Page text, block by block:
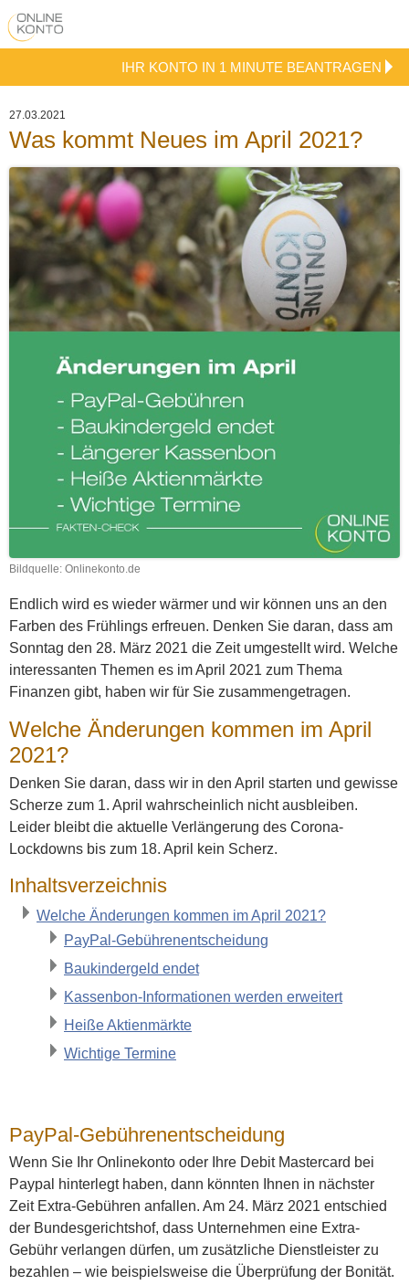
IHR KONTO IN 1 MINUTE BEANTRAGEN
27.03.2021
Was kommt Neues im April 2021?
Bildquelle: Onlinekonto.de
Endlich wird es wieder wärmer und wir können uns an den
Farben des Frühlings erfreuen. Denken Sie daran, dass am
Sonntag den 28. März 2021 die Zeit umgestellt wird. Welche
interessanten Themen es im April 2021 zum Thema
Finanzen gibt, haben wir für Sie zusammengetragen.
Welche Änderungen kommen im April
2021?
Denken Sie daran, dass wir in den April starten und gewisse
Scherze zum 1. April wahrscheinlich nicht ausbleiben.
Leider bleibt die aktuelle Verlängerung des Corona-
Lockdowns bis zum 18. April kein Scherz.
Inhaltsverzeichnis
Welche Änderungen kommen im April 2021?
PayPal-Gebührenentscheidung
Baukindergeld endet
Kassenbon-Informationen werden erweitert
Heiße Aktienmärkte
Wichtige Termine
PayPal-Gebührenentscheidung
Wenn Sie Ihr Onlinekonto oder Ihre Debit Mastercard bei
Paypal hinterlegt haben, dann könnten Ihnen in nächster
Zeit Extra-Gebühren anfallen. Am 24. März 2021 entschied
der Bundesgerichtshof, dass Unternehmen eine Extra-
Gebühr verlangen dürfen, um zusätzliche Dienstleister zu
bezahlen – wie beispielsweise die Überprüfung der Bonität.